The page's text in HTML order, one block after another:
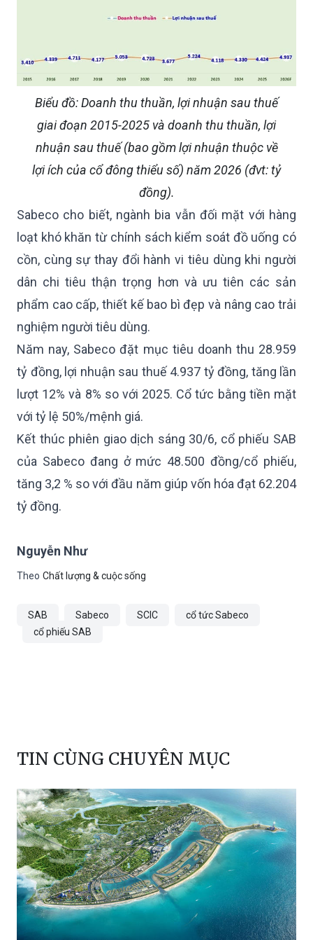
Biểu đồ: Doanh thu thuần, lợi nhuận sau thuế
giai đoạn 2015-2025 và doanh thu thuần, lợi
nhuận sau thuế (bao gồm lợi nhuận thuộc về
lợi ích của cổ đông thiểu số) năm 2026 (đvt: tỷ
đồng).
Sabeco cho biết, ngành bia vẫn đối mặt với hàng
loạt khó khăn từ chính sách kiểm soát đồ uống có
cồn, cùng sự thay đổi hành vi tiêu dùng khi người
dân chi tiêu thận trọng hơn và ưu tiên các sản
phẩm cao cấp, thiết kế bao bì đẹp và nâng cao trải
nghiệm người tiêu dùng.
Năm nay, Sabeco đặt mục tiêu doanh thu 28.959
tỷ đồng, lợi nhuận sau thuế 4.937 tỷ đồng, tăng lần
lượt 12% và 8% so với 2025. Cổ tức bằng tiền mặt
với tỷ lệ 50%/mệnh giá.
Kết thúc phiên giao dịch sáng 30/6, cổ phiếu SAB
của Sabeco đang ở mức 48.500 đồng/cổ phiếu,
tăng 3,2 % so với đầu năm giúp vốn hóa đạt 62.204
tỷ đồng.
Nguyễn Như
Theo Chất lượng & cuộc sống
SAB Sabeco SCIC
cổ tức Sabeco
cổ phiếu SAB
TIN CÙNG CHUYÊN MỤC